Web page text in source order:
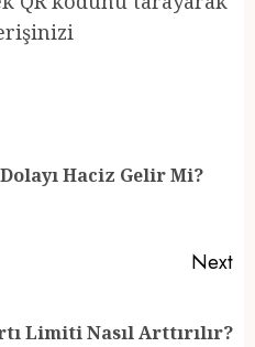
Haciz Gelir Mi?
Next
Limiti Nasıl Arttırılır?